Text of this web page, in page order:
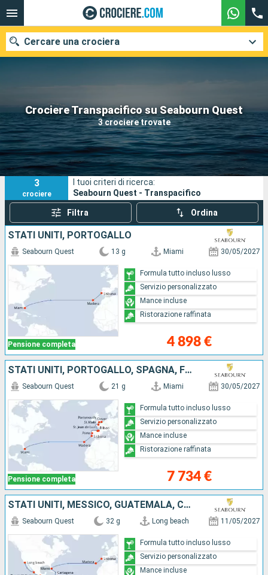
Crociere Transpacifico su Seabourn Quest
3 crociere trovate
Cercare una crociera
Le nostre destinazioni
Mesi di partenza
Porti Compagnie
Ricerca
3
crociere
I tuoi criteri di ricerca:
Seabourn Quest - Transpacifico
Filtra Ordina
STATI UNITI, PORTOGALLO
Pensione completa
Seabourn Quest 13 g Miami 30/05/2027
4 898 €
Formula tutto incluso lusso
Servizio personalizzato
Mance incluse
Ristorazione raffinata
STATI UNITI, PORTOGALLO, SPAGNA, FRANCIA, REGNO UNITO
Pensione completa
Seabourn Quest 21 g Miami 30/05/2027
7 734 €
Formula tutto incluso lusso
Servizio personalizzato
Mance incluse
Ristorazione raffinata
STATI UNITI, MESSICO, GUATEMALA, COSTA RICA, PANAMA, COLOMBIA, PORTOGALLO
Seabourn Quest 32 g Long beach 11/05/2027
Formula tutto incluso lusso
Servizio personalizzato
Mance incluse